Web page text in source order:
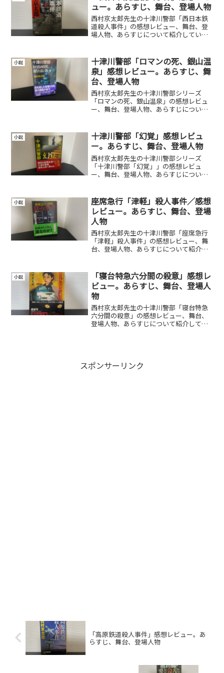
ュー。あらすじ、舞台、登場人物
西村京太郎先生の十津川警部「西日本鉄
道殺人事件」の感想レビュー、舞台、登
場人物、あらすじについて紹介していま
小説
十津川警部「ロマンの死、銀山温
泉」感想レビュー。あらすじ、舞
台、登場人物
西村京太郎先生の十津川警部シリーズ
「ロマンの死、銀山温泉」の感想レビュ
ー、舞台、登場人物、あらすじについて
小説
十津川警部「幻覚」感想レビュ
ー。あらすじ、舞台、登場人物
西村京太郎先生の十津川警部シリーズ
「十津川警部「幻覚」」の感想レビュ
ー、舞台、登場人物、あらすじについて
小説
座席急行「津軽」殺人事件／感想
レビュー。あらすじ、舞台、登場
人物
西村京太郎先生の十津川警部「座席急行
「津軽」殺人事件」の感想レビュー、舞
台、登場人物、あらすじについて紹介し
小説
「寝台特急六分間の殺意」感想レ
ビュー。あらすじ、舞台、登場人
物
西村京太郎先生の十津川警部「寝台特急
六分間の殺意」の感想レビュー、舞台、
登場人物、あらすじについて紹介してい
スポンサーリンク
「高原鉄道殺人事件」感想レビュー。あ
らすじ、舞台、登場人物